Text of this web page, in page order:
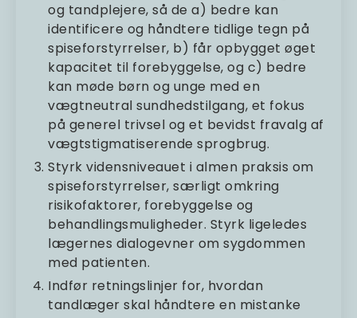
og tandplejere, så de a) bedre kan
identificere og håndtere tidlige tegn på
spiseforstyrrelser, b) får opbygget øget
kapacitet til forebyggelse, og c) bedre
kan møde børn og unge med en
vægtneutral sundhedstilgang, et fokus
på generel trivsel og et bevidst fravalg af
vægtstigmatiserende sprogbrug.
Styrk vidensniveauet i almen praksis om
spiseforstyrrelser, særligt omkring
risikofaktorer, forebyggelse og
behandlingsmuligheder. Styrk ligeledes
lægernes dialogevner om sygdommen
med patienten.
Indfør retningslinjer for, hvordan
tandlæger skal håndtere en mistanke